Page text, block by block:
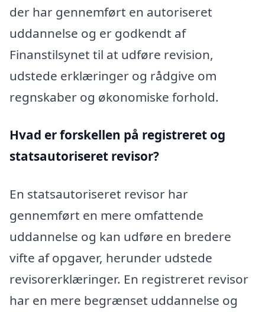
der har gennemført en autoriseret
uddannelse og er godkendt af
Finanstilsynet til at udføre revision,
udstede erklæringer og rådgive om
regnskaber og økonomiske forhold.
Hvad er forskellen på registreret og
statsautoriseret revisor?
En statsautoriseret revisor har
gennemført en mere omfattende
uddannelse og kan udføre en bredere
vifte af opgaver, herunder udstede
revisorerklæringer. En registreret revisor
har en mere begrænset uddannelse og